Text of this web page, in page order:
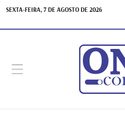
SEXTA-FEIRA, 7 DE AGOSTO DE 2026